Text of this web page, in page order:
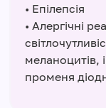
• Епілепсія
• Алергічні
меланоцитів,
променя